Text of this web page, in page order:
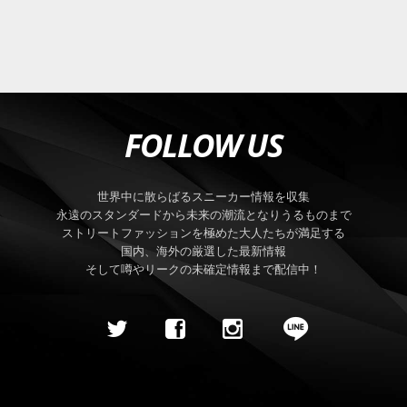
FOLLOW US
世界中に散らばるスニーカー情報を収集
永遠のスタンダードから未来の潮流となりうるものまで
ストリートファッションを極めた大人たちが満足する
国内、海外の厳選した最新情報
そして噂やリークの未確定情報まで配信中！